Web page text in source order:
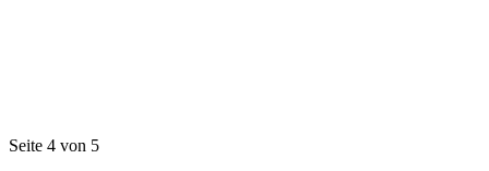
Seite 4 von 5